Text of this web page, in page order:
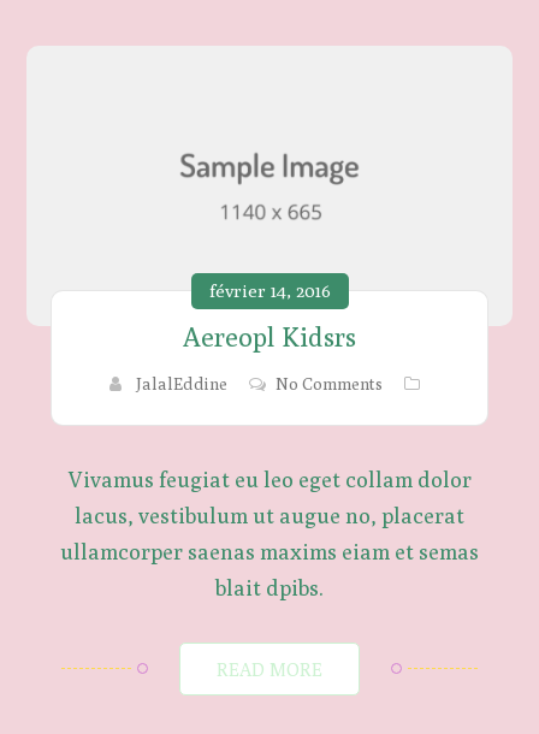
février 14, 2016
Aereopl Kidsrs
JalalEddine No Comments
Vivamus feugiat eu leo eget collam dolor
lacus, vestibulum ut augue no, placerat
ullamcorper saenas maxims eiam et semas
blait dpibs.
READ MORE